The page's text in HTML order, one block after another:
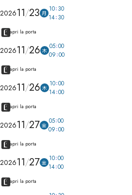
202611 23 月 10 30
14 30
apri la porta
202611 26 木 05 00
09 00
apri la porta
202611 26 木 10 00
14 00
apri la porta
202611 27 金 05 00
09 00
apri la porta
202611 27 金 10 00
14 00
apri la porta